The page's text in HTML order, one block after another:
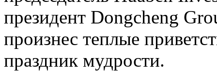
президент Dongcheng
произнес теплые
праздник мудрости.